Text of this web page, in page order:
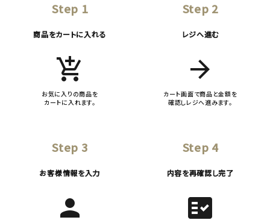
Step 1
商品をカートに入れる
add_shopping_cart
お気に入りの商品を
カートに入れます。
Step 2
レジへ進む
arrow_forward
カート画面で商品と金額を
確認しレジへ進みます。
Step 3
お客様情報を入力
person
Step 4
内容を再確認し完了
fact_check